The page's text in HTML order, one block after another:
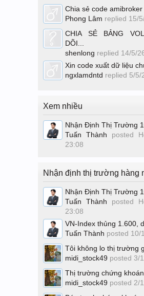
Chia sẻ code amibroker
Phong Lâm replied 15/
CHIA SẺ BẢNG
DÕI...
shenlong replied 14/5/
Xin code xuất dữ liệu
ngxlamdntd replied 5/5/
Xem nhiều
Nhận Định Thị Trường
Tuấn Thành posted
23:08
Nhận định thị trường hàng
Nhận Định Thị Trường
Tuấn Thành posted
23:08
VN-Index thủng 1.600,
Tuấn Thành posted 10/
Tôi không lo thị trường
midi_stock49 posted 3/
Thị trường chứng khoán
midi_stock49 posted 2/